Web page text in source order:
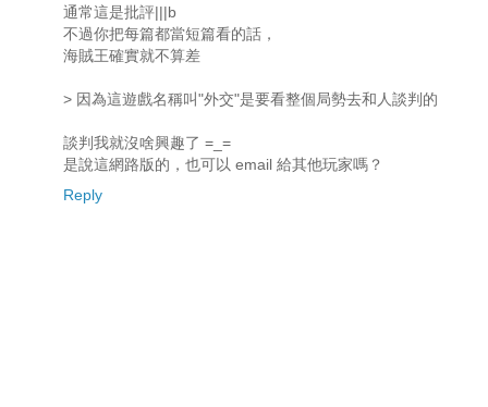
通常這是批評|||b
不過你把每篇都當短篇看的話，
海賊王確實就不算差
> 因為這遊戲名稱叫"外交"是要看整個局勢去和人談判的
談判我就沒啥興趣了 =_=
是說這網路版的，也可以 email 給其他玩家嗎？
Reply